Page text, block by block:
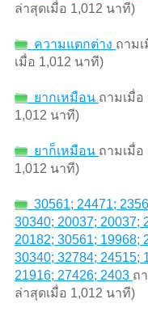
ล่าสุดเมื่อ 1,012 นาที)
ความแตกต่าง ถาม
เมื่อ 1,012 นาที)
ยากเหมือน ถามเมื่อ
1,012 นาที)
ยาก็เหมือน ถามเมื่อ
1,012 นาที)
30561; 24471;
30340; 20037; 20037;
20182; 30561; 19968;
30340; 32784; 24515;
21916; 27426; 2403 ถ
ล่าสุดเมื่อ 1,012 นาที)